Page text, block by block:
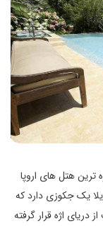
ترین هتل های اروپا
یک جکوزی دارد که
دریای اژه قرار گرفته